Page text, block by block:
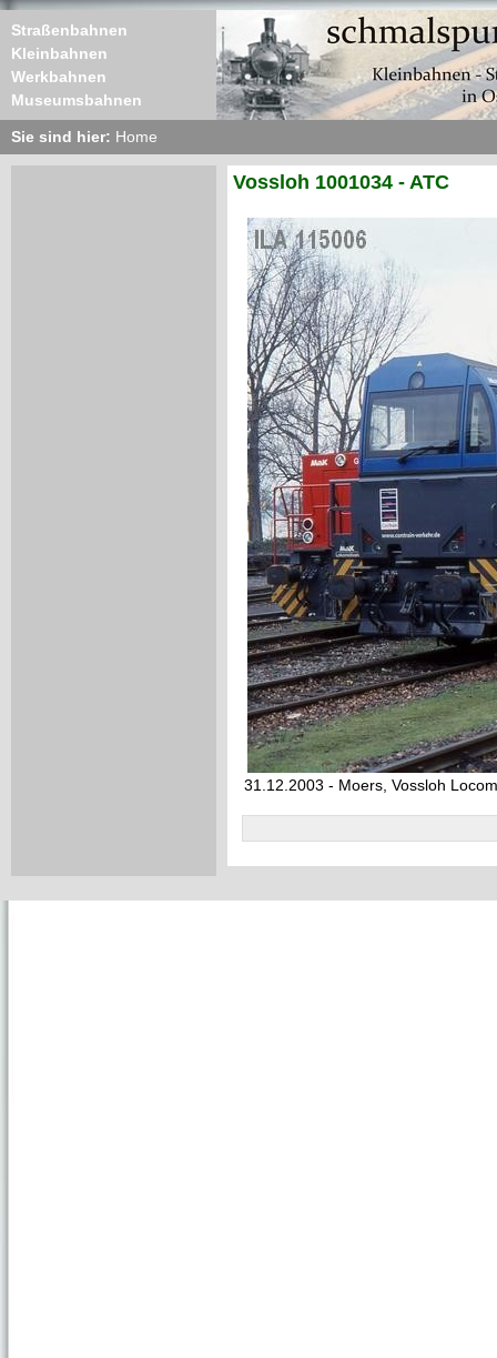
Straßenbahnen
Kleinbahnen
Werkbahnen
Museumsbahnen
Sie sind hier: Home
Vossloh 1001034 - ATC
31.12.2003 - Moers, Vossloh